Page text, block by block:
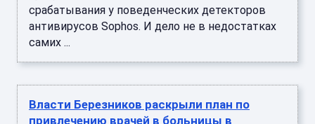
срабатывания у поведенческих детекторов
антивирусов Sophos. И дело не в недостатках
самих ...
Власти Березников раскрыли план по
привлечению врачей в больницы в